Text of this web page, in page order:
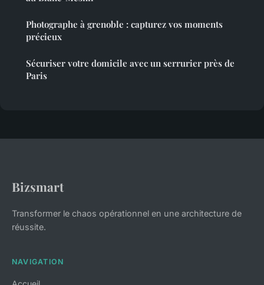
Photographe à grenoble : capturez vos moments
précieux
Sécuriser votre domicile avec un serrurier près de
Paris
Bizsmart
Transformer le chaos opérationnel en une architecture de
réussite.
NAVIGATION